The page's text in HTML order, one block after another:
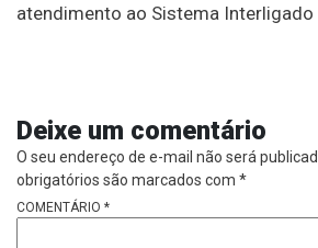
atendimento ao Sistema Interligado
Deixe um comentário
O seu endereço de e-mail não será
obrigatórios são marcados com *
COMENTÁRIO *